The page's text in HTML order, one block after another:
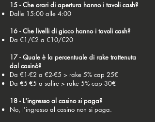
15 - Che orari di apertura hanno i tavoli cash?
Dalle 15:00 alle 4:00
16 - Che livelli di gioco hanno i tavoli cash?
Da €1/€2 a €10/€20
17 - Quale è la percentuale di rake trattenuta
dal casinò?
Da €1-€2 a €2-€5 > rake 5% cap 25€
Da €5-€5 a salire > rake 5% cap 30€
18 - L'ingresso al casino si paga?
No, l'ingresso al casino non si paga.